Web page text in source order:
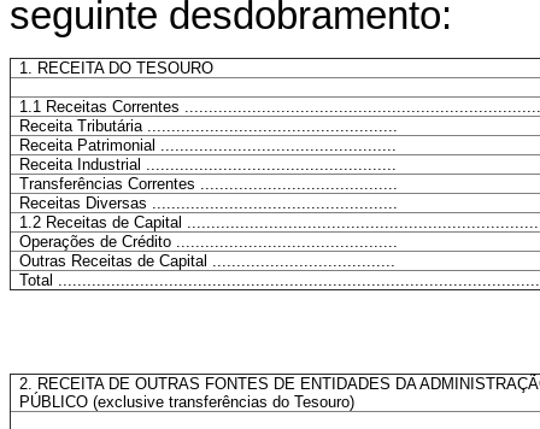
seguinte desdobramento:
1. RECEITA DO TESOURO
1.1 Receitas Correntes
Receita Tributária ....................................................
Receita Patrimonial .................................................
Receita Industrial ....................................................
Transferências Correntes .........................................
Receitas Diversas ...................................................
1.2 Receitas de Capital
Operações de Crédito ..............................................
Outras Receitas de Capital ......................................
Total
2. RECEITA DE OUTRAS FONTES DE ENTIDADES DA
PÚBLICO (exclusive transferências do Tesouro)